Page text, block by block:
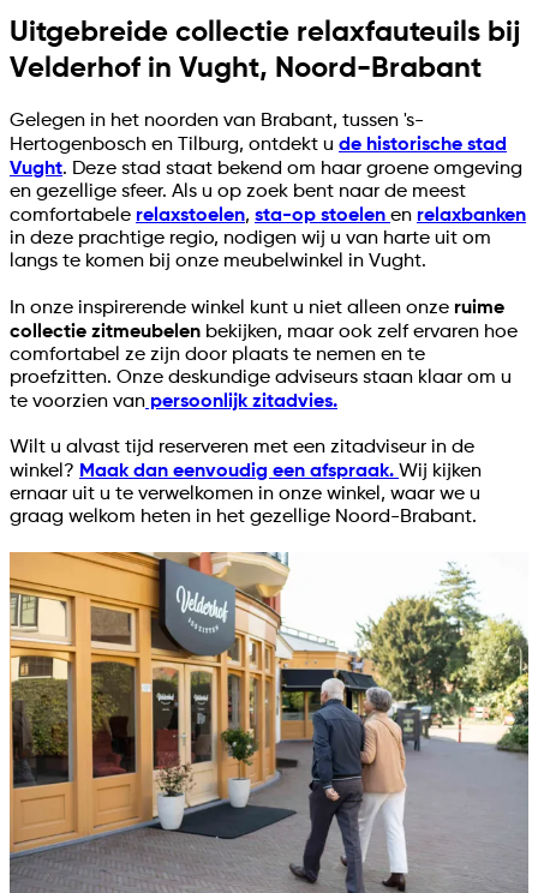
Uitgebreide collectie relaxfauteuils bij
Velderhof in Vught, Noord-Brabant
Gelegen in het noorden van Brabant, tussen 's-
Hertogenbosch en Tilburg, ontdekt u de historische stad
Vught. Deze stad staat bekend om haar groene omgeving
en gezellige sfeer. Als u op zoek bent naar de meest
comfortabele relaxstoelen, sta-op stoelen en relaxbanken
in deze prachtige regio, nodigen wij u van harte uit om
langs te komen bij onze meubelwinkel in Vught.
In onze inspirerende winkel kunt u niet alleen onze ruime
collectie zitmeubelen bekijken, maar ook zelf ervaren hoe
comfortabel ze zijn door plaats te nemen en te
proefzitten. Onze deskundige adviseurs staan klaar om u
te voorzien van persoonlijk zitadvies.
Wilt u alvast tijd reserveren met een zitadviseur in de
winkel? Maak dan eenvoudig een afspraak. Wij kijken
ernaar uit u te verwelkomen in onze winkel, waar we u
graag welkom heten in het gezellige Noord-Brabant.